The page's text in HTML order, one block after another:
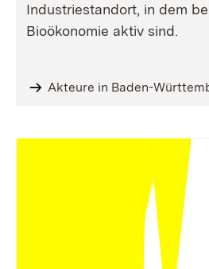
Industriestandort, in dem
Bioökonomie aktiv sind.
Akteure in Baden-